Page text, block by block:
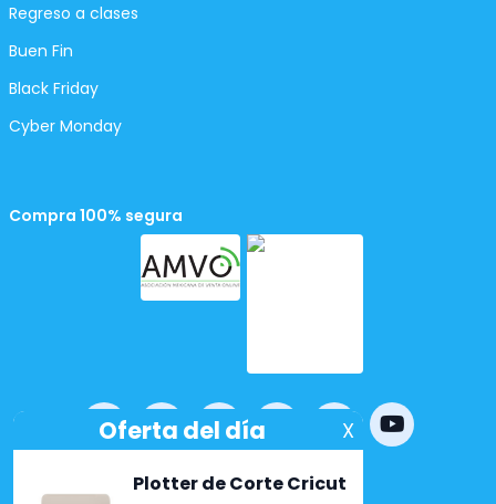
Regreso a clases
Buen Fin
Black Friday
Cyber Monday
Compra 100% segura
Powered bynopCommerce